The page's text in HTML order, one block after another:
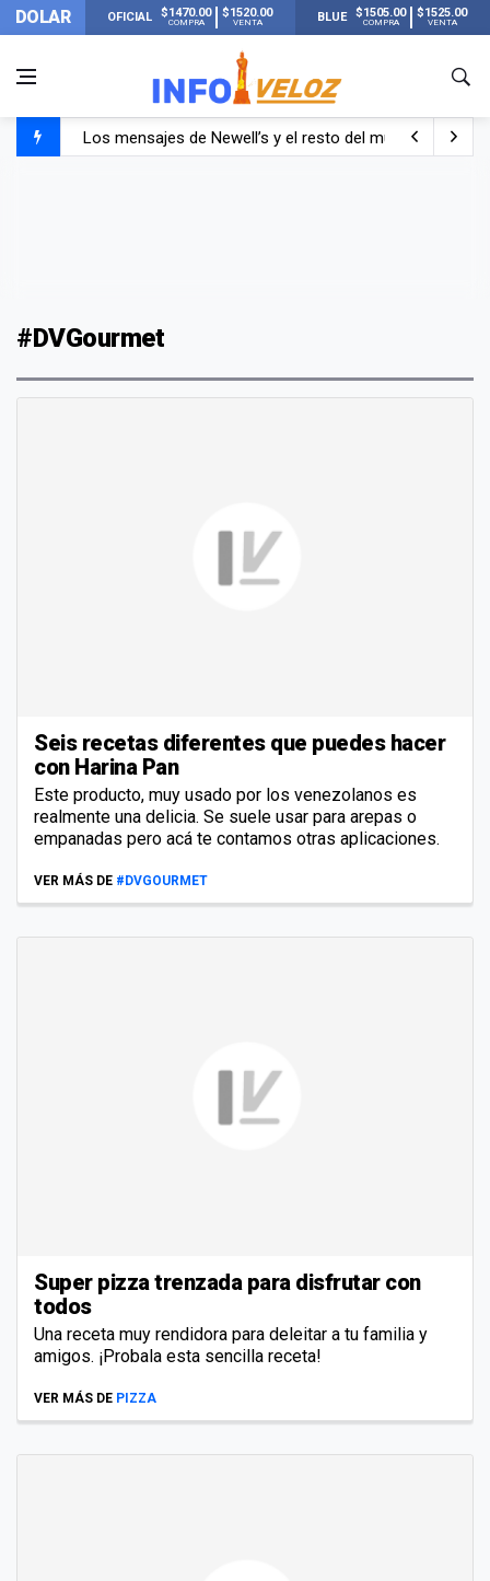
DOLAR OFICIAL $1470.00
COMPRA
$1520.00
VENTA BLUE $1505.00
COMPRA
$1525.00
VENTA
Los mensajes de Newell’s y el resto del mundo del
#DVGourmet
Seis recetas diferentes que puedes hacer
con Harina Pan
Este producto, muy usado por los venezolanos es
realmente una delicia. Se suele usar para arepas o
empanadas pero acá te contamos otras aplicaciones.
VER MÁS DE #DVGOURMET
Super pizza trenzada para disfrutar con
todos
Una receta muy rendidora para deleitar a tu familia y
amigos. ¡Probala esta sencilla receta!
VER MÁS DE PIZZA